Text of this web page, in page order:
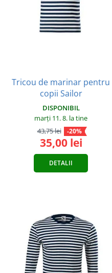
Tricou de marinar pentru
copii Sailor
DISPONIBIL
marți 11. 8. la tine
43,75 lei
-20%
35,00 lei
DETALII